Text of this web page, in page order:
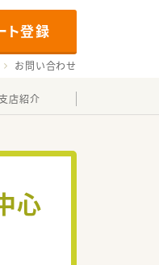
ト登録
お問い合わせ
支店紹介
心